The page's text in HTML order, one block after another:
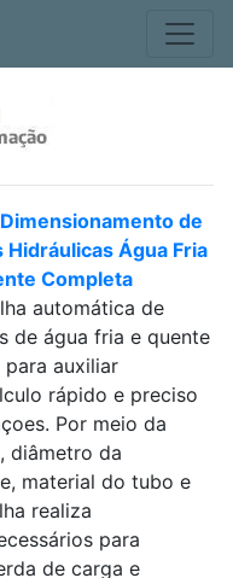
de
Hidráulicas Água Fria
Completa
automática de
de água fria e quente
auxiliar
rápido e preciso
Por meio da
diâmetro da
material do tubo e
realiza
para
de carga e